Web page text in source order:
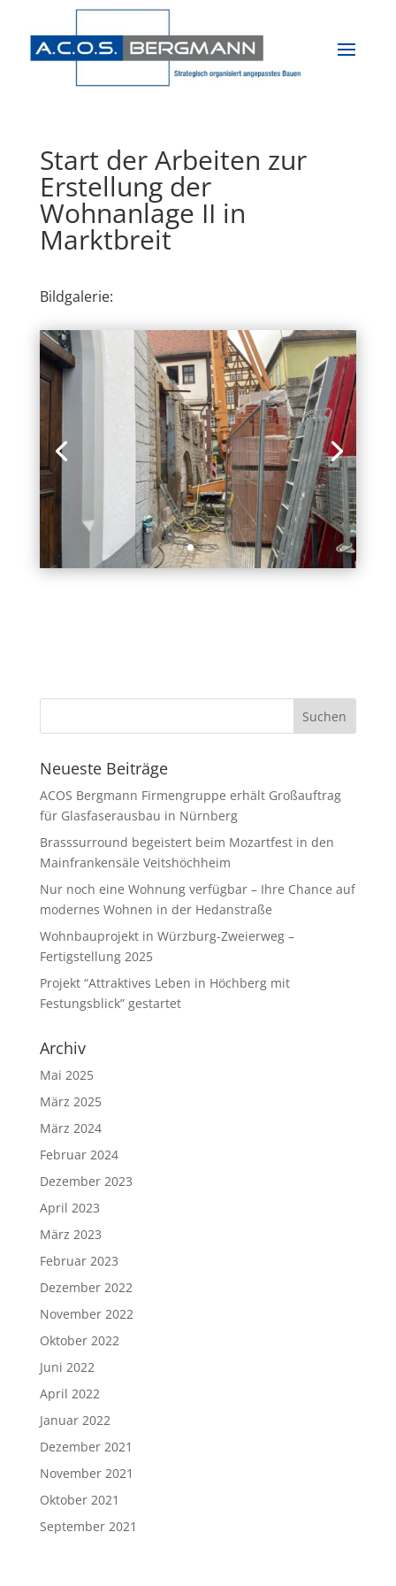
Start der Arbeiten zur
Erstellung der
Wohnanlage II in
Marktbreit
Bildgalerie:
Neueste Beiträge
ACOS Bergmann Firmengruppe erhält Großauftrag
für Glasfaserausbau in Nürnberg
Brasssurround begeistert beim Mozartfest in den
Mainfrankensäle Veitshöchheim
Nur noch eine Wohnung verfügbar – Ihre Chance auf
modernes Wohnen in der Hedanstraße
Wohnbauprojekt in Würzburg-Zweierweg –
Fertigstellung 2025
Projekt “Attraktives Leben in Höchberg mit
Festungsblick” gestartet
Archiv
Mai 2025
März 2025
März 2024
Februar 2024
Dezember 2023
April 2023
März 2023
Februar 2023
Dezember 2022
November 2022
Oktober 2022
Juni 2022
April 2022
Januar 2022
Dezember 2021
November 2021
Oktober 2021
September 2021